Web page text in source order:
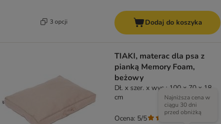
3 opcji Dodaj do koszyka
TIAKI, materac dla psa z
pianką Memory Foam,
beżowy
Dł. x szer. x wys.: 100 x 70 x 18
cm
Najniższa cena w
ciągu 30 dni
przed obniżką
Ocena: 5/5